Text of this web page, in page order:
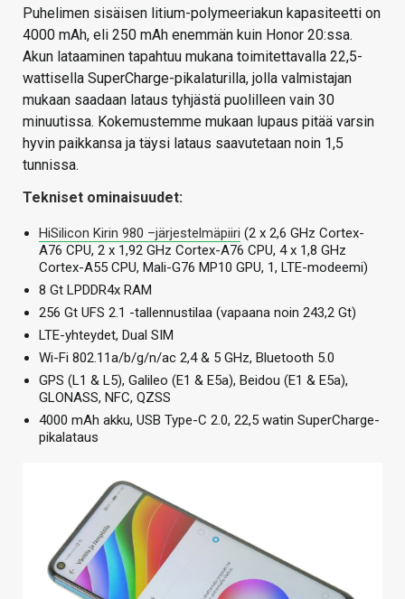
Puhelimen sisäisen litium-polymeeriakun kapasiteetti on
4000 mAh, eli 250 mAh enemmän kuin Honor 20:ssa.
Akun lataaminen tapahtuu mukana toimitettavalla 22,5-
wattisella SuperCharge-pikalaturilla, jolla valmistajan
mukaan saadaan lataus tyhjästä puolilleen vain 30
minuutissa. Kokemustemme mukaan lupaus pitää varsin
hyvin paikkansa ja täysi lataus saavutetaan noin 1,5
tunnissa.
Tekniset ominaisuudet:
HiSilicon Kirin 980 –järjestelmäpiiri (2 x 2,6 GHz Cortex-
A76 CPU, 2 x 1,92 GHz Cortex-A76 CPU, 4 x 1,8 GHz
Cortex-A55 CPU, Mali-G76 MP10 GPU, 1, LTE-modeemi)
8 Gt LPDDR4x RAM
256 Gt UFS 2.1 -tallennustilaa (vapaana noin 243,2 Gt)
LTE-yhteydet, Dual SIM
Wi-Fi 802.11a/b/g/n/ac 2,4 & 5 GHz, Bluetooth 5.0
GPS (L1 & L5), Galileo (E1 & E5a), Beidou (E1 & E5a),
GLONASS, NFC, QZSS
4000 mAh akku, USB Type-C 2.0, 22,5 watin SuperCharge-
pikalataus